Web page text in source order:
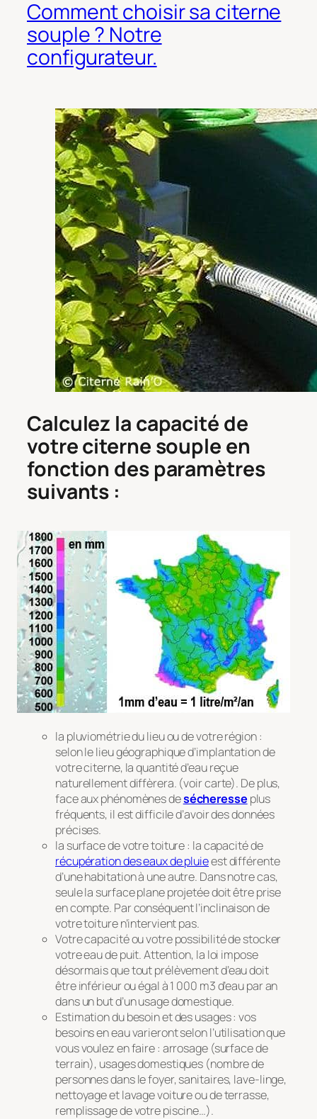
Comment choisir sa citerne
souple ? Notre
configurateur.
Calculez la capacité de
votre citerne souple en
fonction des paramètres
suivants :
la pluviométrie du lieu ou de votre région :
selon le lieu géographique d’implantation de
votre citerne, la quantité d’eau reçue
naturellement diffèrera. (voir carte). De plus,
face aux phénomènes desécheresse plus
fréquents, il est difficile d’avoir des données
précises.
la surface de votre toiture : la capacité de
récupération des eaux de pluieest différente
d’une habitation à une autre. Dans notre cas,
seule la surface plane projetée doit être prise
en compte. Par conséquent l’inclinaison de
votre toiture n’intervient pas.
Votre capacité ou votre possibilité de stocker
votre eau de puit. Attention, la loi impose
désormais que tout prélèvement d’eau doit
être inférieur ou égal à 1 000 m3 d’eau par an
dans un but d’un usage domestique.
Estimation du besoin et des usages : vos
besoins en eau varieront selon l’utilisation que
vous voulez en faire : arrosage (surface de
terrain), usages domestiques (nombre de
personnes dans le foyer, sanitaires, lave-linge,
nettoyage et lavage voiture ou de terrasse,
remplissage de votre piscine…).